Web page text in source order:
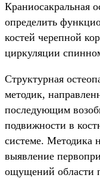
Краниосакральная
определить
костей черепной
циркуляции
Структурная
методик,
последующим
подвижности в
системе. Методика
выявление
ощущений области